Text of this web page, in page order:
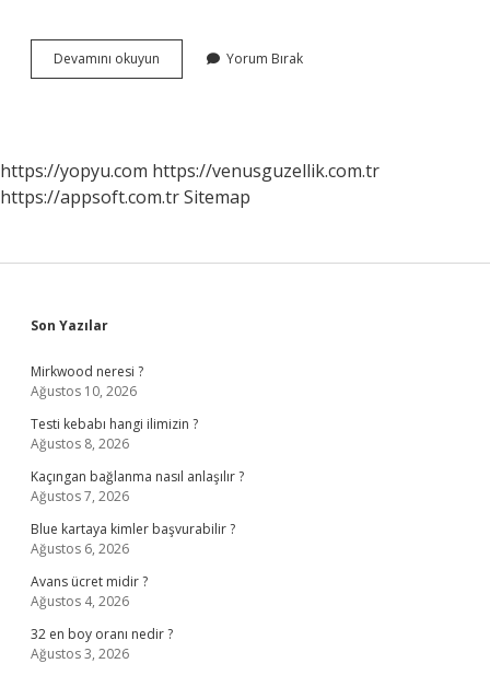
Devamını okuyun
Nedir
Yorum Bırak
https://yopyu.com https://venusguzellik.com.tr
https://appsoft.com.trSitemap
Sidebar
Son Yazılar
Mirkwood neresi ?
Ağustos 10, 2026
Testi kebabı hangi ilimizin ?
Ağustos 8, 2026
Kaçıngan bağlanma nasıl anlaşılır ?
Ağustos 7, 2026
Blue kartaya kimler başvurabilir ?
Ağustos 6, 2026
Avans ücret midir ?
Ağustos 4, 2026
32 en boy oranı nedir ?
Ağustos 3, 2026